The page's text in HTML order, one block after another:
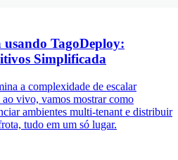
usando TagoDeploy:
Simplificada
a complexidade de escalar
ao vivo, vamos mostrar como
ambientes multi-tenant e distribuir
tudo em um só lugar.